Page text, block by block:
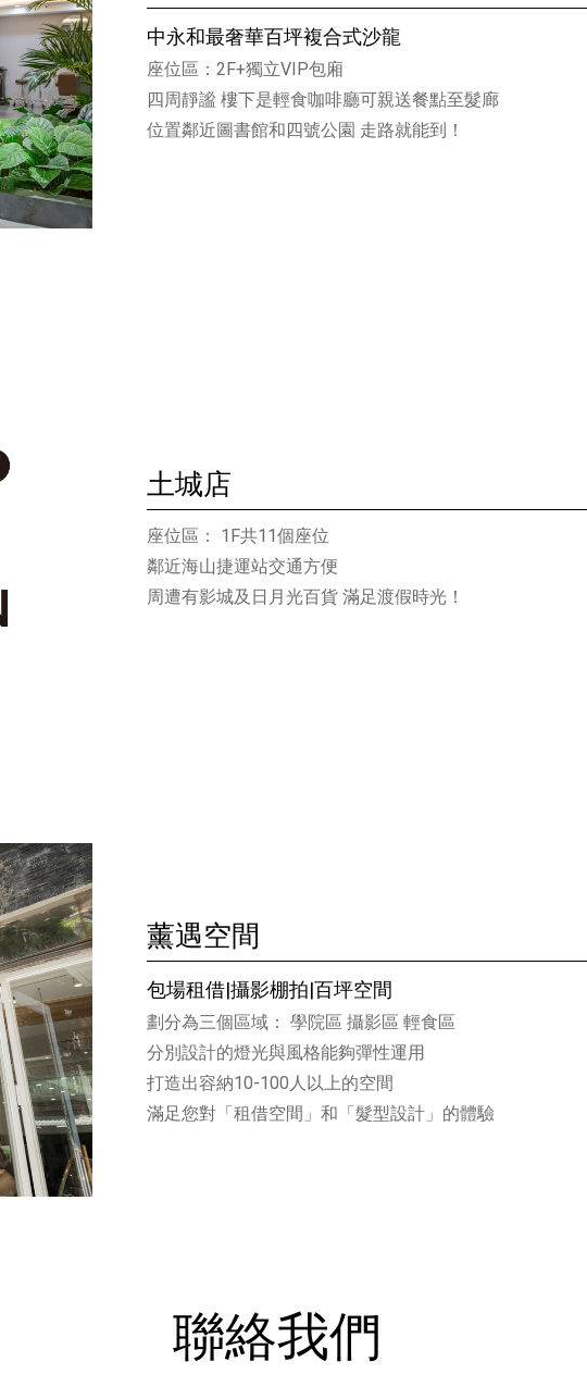
中永和最奢華百坪複合式沙龍
座位區：2F+獨立VIP包廂
四周靜謐 樓下是輕食咖啡廳可親送餐點至髮廊
位置鄰近圖書館和四號公園 走路就能到！
土城店
座位區： 1F共11個座位
鄰近海山捷運站交通方便
周遭有影城及日月光百貨 滿足渡假時光！
薰遇空間
包場租借|攝影棚拍|百坪空間
劃分為三個區域： 學院區 攝影區 輕食區
分別設計的燈光與風格能夠彈性運用
打造出容納10-100人以上的空間
滿足您對「租借空間」和「髮型設計」的體驗
聯絡我們